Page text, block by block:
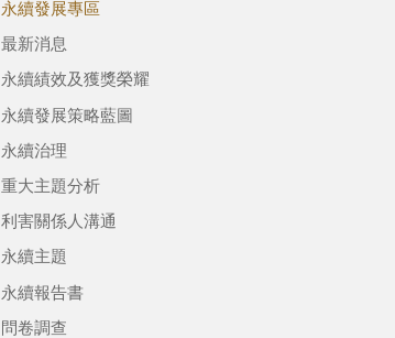
永續發展專區
最新消息
永續績效及獲獎榮耀
永續發展策略藍圖
永續治理
重大主題分析
利害關係人溝通
永續主題
永續報告書
問卷調查